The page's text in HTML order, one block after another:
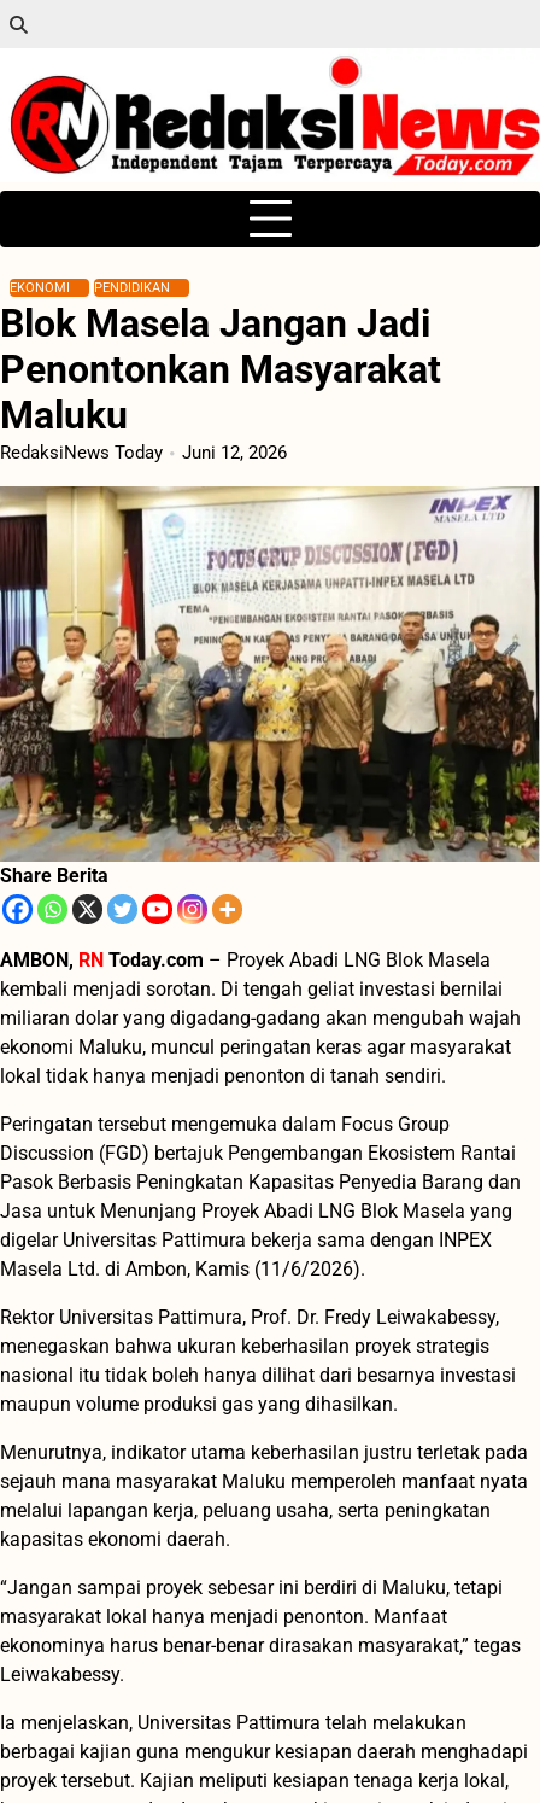
Skip
content
EKONOMI PENDIDIKAN
Blok Masela Jangan Jadi
Penontonkan Masyarakat
Maluku
RedaksiNews Today Juni 12, 2026
Share Berita
AMBON, RN Today.com – Proyek Abadi LNG Blok Masela
kembali menjadi sorotan. Di tengah geliat investasi bernilai
miliaran dolar yang digadang-gadang akan mengubah wajah
ekonomi Maluku, muncul peringatan keras agar masyarakat
lokal tidak hanya menjadi penonton di tanah sendiri.
Peringatan tersebut mengemuka dalam Focus Group
Discussion (FGD) bertajuk Pengembangan Ekosistem Rantai
Pasok Berbasis Peningkatan Kapasitas Penyedia Barang dan
Jasa untuk Menunjang Proyek Abadi LNG Blok Masela yang
digelar Universitas Pattimura bekerja sama dengan INPEX
Masela Ltd. di Ambon, Kamis (11/6/2026).
Rektor Universitas Pattimura, Prof. Dr. Fredy Leiwakabessy,
menegaskan bahwa ukuran keberhasilan proyek strategis
nasional itu tidak boleh hanya dilihat dari besarnya investasi
maupun volume produksi gas yang dihasilkan.
Menurutnya, indikator utama keberhasilan justru terletak pada
sejauh mana masyarakat Maluku memperoleh manfaat nyata
melalui lapangan kerja, peluang usaha, serta peningkatan
kapasitas ekonomi daerah.
“Jangan sampai proyek sebesar ini berdiri di Maluku, tetapi
masyarakat lokal hanya menjadi penonton. Manfaat
ekonominya harus benar-benar dirasakan masyarakat,” tegas
Leiwakabessy.
Ia menjelaskan, Universitas Pattimura telah melakukan
berbagai kajian guna mengukur kesiapan daerah menghadapi
proyek tersebut. Kajian meliputi kesiapan tenaga kerja lokal,